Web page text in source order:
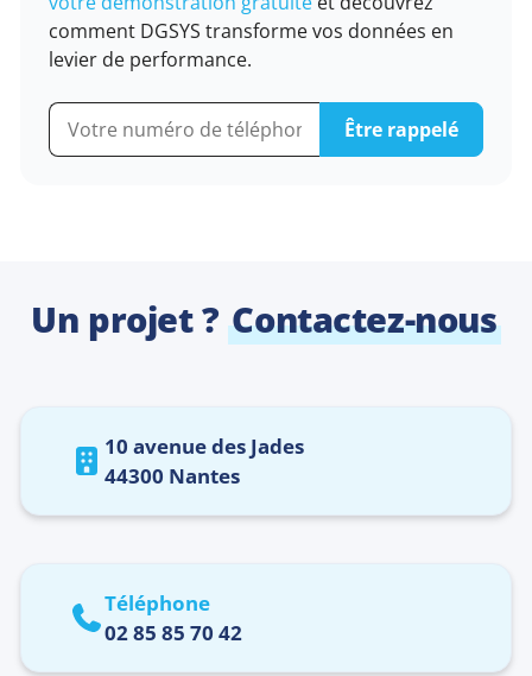
comment DGSYS transforme vos données en
levier de performance.
Un projet ?Contactez-nous
10 avenue des Jades
44300 Nantes
Téléphone
02 85 85 70 42